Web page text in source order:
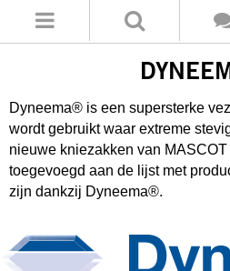
Dyneema® is een supersterke
wordt gebruikt waar extreme
nieuwe kniezakken van
toegevoegd aan de lijst met
zijn dankzij Dyneema®.